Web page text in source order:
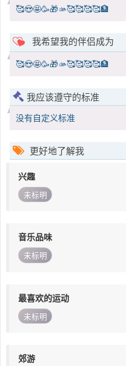
🥰😍🤩🥳🎁🫴🥰🥰🥰🥰🏦
我希望我的伴侣成为
🥰😍🤩🥳🎁🫴🥰🥰🥰🥰🏦
我应该遵守的标准
没有自定义标准
更好地了解我
兴趣
未标明
音乐品味
未标明
最喜欢的运动
未标明
郊游